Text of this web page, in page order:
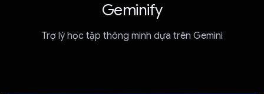
Geminify
Trợ lý học tập thông minh dựa trên Gemini